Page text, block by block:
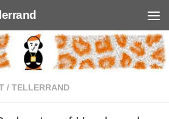
/ TELLERRAND